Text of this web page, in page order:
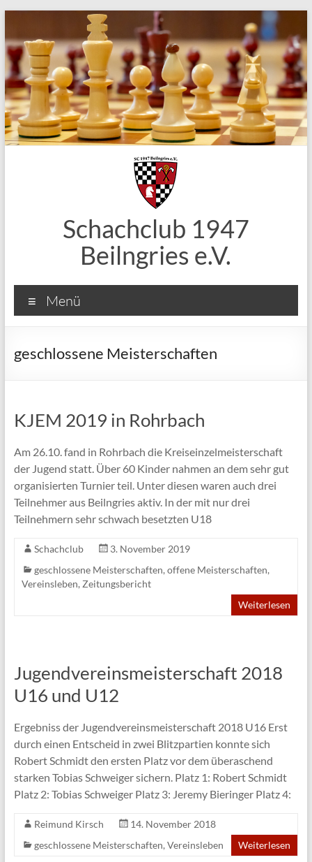
springen
Schachclub 1947
Beilngries e.V.
Menü
geschlossene Meisterschaften
KJEM 2019 in Rohrbach
Am 26.10. fand in Rohrbach die Kreiseinzelmeisterschaft
der Jugend statt. Über 60 Kinder nahmen an dem sehr gut
organisierten Turnier teil. Unter diesen waren auch drei
Teilnehmer aus Beilngries aktiv. In der mit nur drei
Teilnehmern sehr schwach besetzten U18
Schachclub
3. November 2019
geschlossene Meisterschaften, offene Meisterschaften,
Vereinsleben, Zeitungsbericht
Weiterlesen
Jugendvereinsmeisterschaft 2018
U16 und U12
Ergebniss der Jugendvereinsmeisterschaft 2018 U16 Erst
durch einen Entscheid in zwei Blitzpartien konnte sich
Robert Schmidt den ersten Platz vor dem überaschend
starken Tobias Schweiger sichern. Platz 1: Robert Schmidt
Platz 2: Tobias Schweiger Platz 3: Jeremy Bieringer Platz 4:
Reimund Kirsch
14. November 2018
geschlossene Meisterschaften, Vereinsleben Weiterlesen